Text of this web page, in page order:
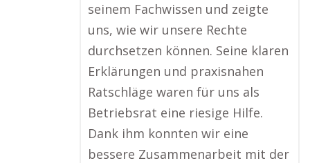
seinem Fachwissen und zeigte
uns, wie wir unsere Rechte
durchsetzen können. Seine klaren
Erklärungen und praxisnahen
Ratschläge waren für uns als
Betriebsrat eine riesige Hilfe.
Dank ihm konnten wir eine
bessere Zusammenarbeit mit der